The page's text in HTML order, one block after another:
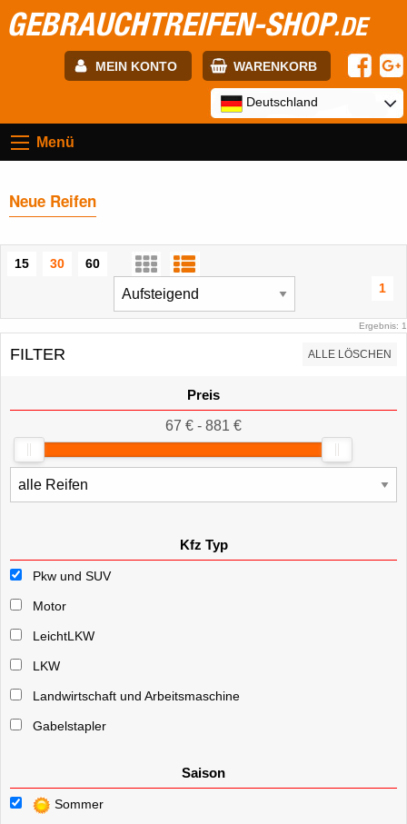
GEBRAUCHTREIFEN-SHOP.DE
MEIN KONTO WARENKORB
Passwort:
Deutschland
Menü
Neue Reifen
15 30
60
1
Ergebnis: 1
FILTER ALLE LÖSCHEN
Preis
67 € - 881 €
Kfz Typ
Pkw und SUV
Motor
LeichtLKW
LKW
Landwirtschaft und Arbeitsmaschine
Gabelstapler
Saison
Sommer